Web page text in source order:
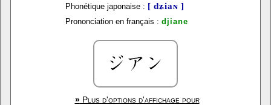
Phonétique japonaise : [ dʑiaɴ ]
Prononciation en français : djiane
»Plus d'options d'affichage pour